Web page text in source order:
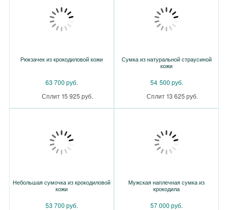
Рюкзачек из крокодиловой кожи
63 700 руб.
Сплит 15 925 руб.
Сумка из натуральной страусиной
кожи
54 500 руб.
Сплит 13 625 руб.
Небольшая сумочка из крокодиловой
кожи
53 700 руб.
Мужская наплечная сумка из
крокодила
57 000 руб.